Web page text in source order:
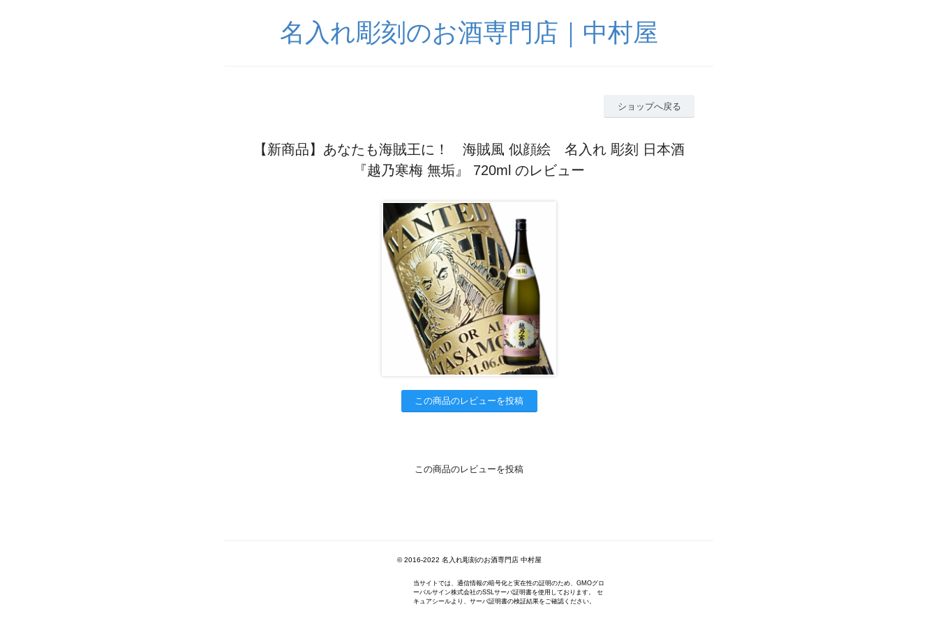
名入れ彫刻のお酒専門店｜中村屋
ショップへ戻る
【新商品】あなたも海賊王に！ 海賊風 似顔絵 名入れ 彫刻 日本酒
『越乃寒梅 無垢』 720ml のレビュー
この商品のレビューを投稿
この商品のレビューを投稿
© 2016-2022 名入れ彫刻のお酒専門店 中村屋
当サイトでは、通信情報の暗号化と実在性の証明のため、GMOグロ
ーバルサイン株式会社のSSLサーバ証明書を使用しております。 セ
キュアシールより、サーバ証明書の検証結果をご確認ください。